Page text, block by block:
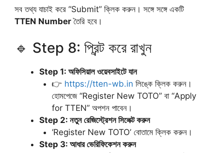
সব তথ্য যাচাই করে “Submit” ক্লিক করুন। সঙ্গে সঙ্গে একটি
TTEN Numberতৈরি হবে।
🔹 Step 8: প্রিন্ট করে রাখুন
Step 1: অফিসিয়াল ওয়েবসাইটে যান
👉 https://tten-wb.in লিঙ্কে ক্লিক করুন।
হোমপেজে “Register New TOTO” বা “Apply
for TTEN” অপশন পাবেন।
Step 2: নতুন রেজিস্ট্রেশন সিলেক্ট করুন
‘Register New TOTO’ বোতামে ক্লিক করুন।
Step 3: আধার ভেরিফিকেশন করুন